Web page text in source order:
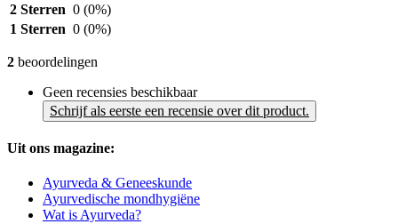
2 Sterren 0 (0%)
1 Sterren 0 (0%)
2 beoordelingen
Geen recensies beschikbaar
Schrijf als eerste een recensie over dit product.
Uit ons magazine:
Ayurveda & Geneeskunde
Ayurvedische mondhygiëne
Wat is Ayurveda?